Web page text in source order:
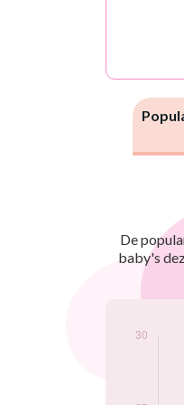
De
baby's
prénom
2020
9
2022
6